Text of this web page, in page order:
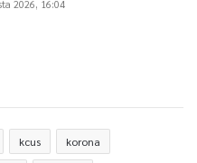
2026, 16:04
kcus korona